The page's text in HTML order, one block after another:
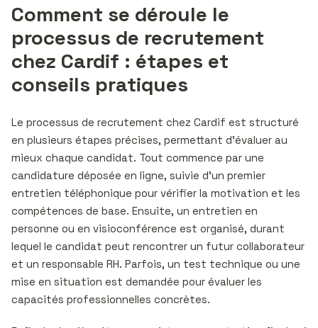
Comment se déroule le
processus de recrutement
chez Cardif : étapes et
conseils pratiques
Le processus de recrutement chez Cardif est structuré
en plusieurs étapes précises, permettant d’évaluer au
mieux chaque candidat. Tout commence par une
candidature déposée en ligne, suivie d’un premier
entretien téléphonique pour vérifier la motivation et les
compétences de base. Ensuite, un entretien en
personne ou en visioconférence est organisé, durant
lequel le candidat peut rencontrer un futur collaborateur
et un responsable RH. Parfois, un test technique ou une
mise en situation est demandée pour évaluer les
capacités professionnelles concrètes.